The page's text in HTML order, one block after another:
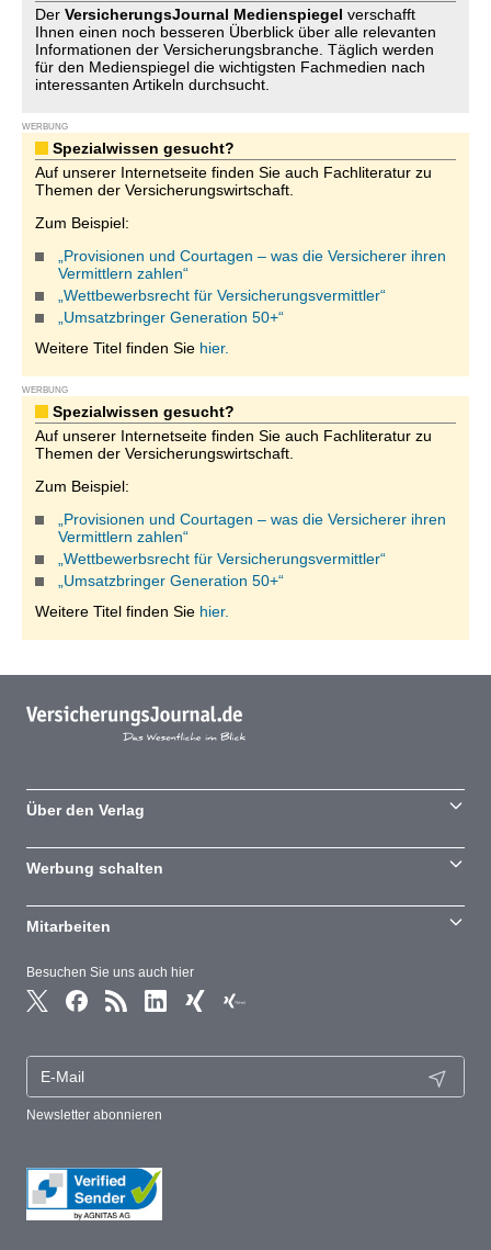
Der VersicherungsJournal Medienspiegel verschafft
Ihnen einen noch besseren Überblick über alle relevanten
Informationen der Versicherungsbranche. Täglich werden
für den Medienspiegel die wichtigsten Fachmedien nach
interessanten Artikeln durchsucht.
WERBUNG
Spezialwissen gesucht?
Auf unserer Internetseite finden Sie auch Fachliteratur zu
Themen der Versicherungswirtschaft.
Zum Beispiel:
„Provisionen und Courtagen – was die Versicherer ihren
Vermittlern zahlen“
„Wettbewerbsrecht für Versicherungsvermittler“
„Umsatzbringer Generation 50+“
Weitere Titel finden Sie hier.
WERBUNG
Spezialwissen gesucht?
Auf unserer Internetseite finden Sie auch Fachliteratur zu
Themen der Versicherungswirtschaft.
Zum Beispiel:
„Provisionen und Courtagen – was die Versicherer ihren
Vermittlern zahlen“
„Wettbewerbsrecht für Versicherungsvermittler“
„Umsatzbringer Generation 50+“
Weitere Titel finden Sie hier.
Besuchen Sie uns auch hier
Newsletter abonnieren
Über den Verlag
Werbung schalten
Mitarbeiten